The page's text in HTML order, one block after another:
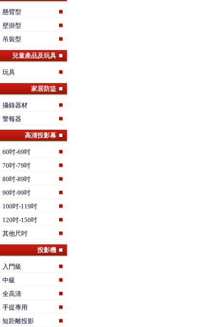
懸臂型
壁掛型
吊裝型
兒童產品及玩具
玩具
家居防盜
攝錄器材
警報器
高清投影幕
60吋-69吋
70吋-79吋
80吋-89吋
90吋-99吋
100吋-119吋
120吋-150吋
其他尺吋
投影機
入門級
中級
全高清
手提專用
短距離投影